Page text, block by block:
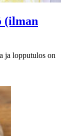
(ilman
ja lopputulos on